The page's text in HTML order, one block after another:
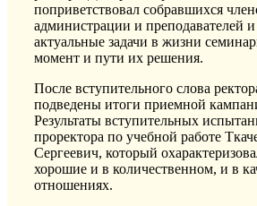
поприветствовал собравшихся
администрации и преподавателей
актуальные задачи в жизни
момент и пути их решения.
После вступительного слова
подведены итоги приемной
Результаты вступительных
проректора по учебной работе
Сергеевич, который
хорошие и в количественном, и в
отношениях.